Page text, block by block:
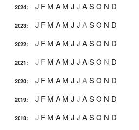
2024: J F M A M J J ASO N D
2023: J F M A M J J ASO N D
2022: J F M A M J J ASO N D
2021: J F M A M J J ASO N D
2020: J F M A M J J ASO N D
2019: J F M A M J J ASO N D
2018: J F M A M J J ASO N D